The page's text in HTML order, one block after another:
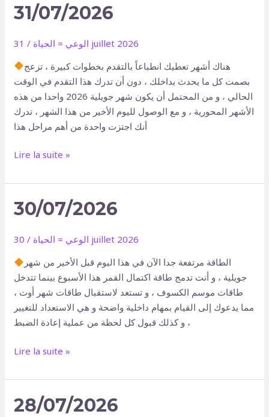
31/07/2026
الوعي = الحياة /
31 juillet 2026
هناك أشهر تعطيك انطباعاً بالتقدم بخطوات كبيرة ، تزعج
بصمت كل ما يحدث بداخلك ، دون أن تدرك هذا التقدم في الوقت
الحالي ، و من المحتمل أن يكون شهر جويلية 2026 واحدا من هذه
الأشهر المحورية ، و مع الوصول لليوم الأخير من هذا الشهر ، تدرك
أنك اجتزت واحدة من أهم مراحل هذا
31/07/2026
Lire la suite »
30/07/2026
الوعي = الحياة /
30 juillet 2026
الطاقة مرتفعة جدا الآن في هذا اليوم قبل الأخير من شهر
جويلية ، و أنت تدمج طاقة اكتمال القمر هذا الأسبوع بينما تتدخل
طاقات موسم الكسوف ، و تستعد لاستقبال طاقات شهر أوت ،
مما يدعوك إلى القيام بمهام داخلية واضحة و هي الاستعداد للتغيير
، و كذلك قبول كل لحظة من عملية إعادة الضبط
30/07/2026
Lire la suite »
28/07/2026
28/07/2026